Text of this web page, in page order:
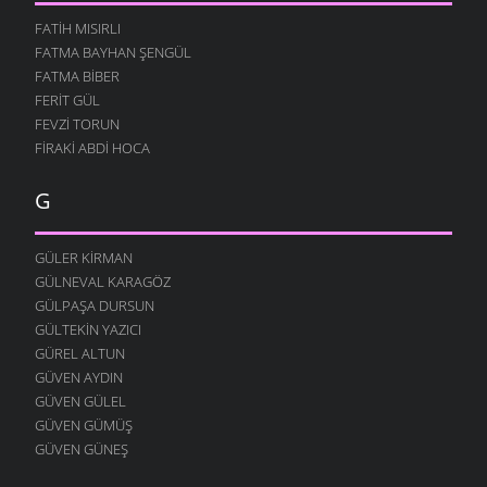
SEVDANA YAZDIM
12 NISAN 2008
KIM ÇALDI ?
9 NISAN 2008
LANET OLSUN
8 NISAN 2008
3 NISAN 2008
SEVDALAR İÇINDE
3 NISAN 2008
BU KADERSIZ
1 NISAN 2008
KURŞUNLAR BENI
27 MART 2008
GECELERI ÖZLEMIŞIM
26 MART 2008
KAPI KOLLARI
FATIH MISIRLI
FATMA BAYHAN ŞENGÜL
FATMA BIBER
FERIT GÜL
FEVZI TORUN
FIRAKI ABDI HOCA
G
GÜLER KIRMAN
GÜLNEVAL KARAGÖZ
GÜLPAŞA DURSUN
GÜLTEKIN YAZICI
GÜREL ALTUN
GÜVEN AYDIN
GÜVEN GÜLEL
GÜVEN GÜMÜŞ
GÜVEN GÜNEŞ